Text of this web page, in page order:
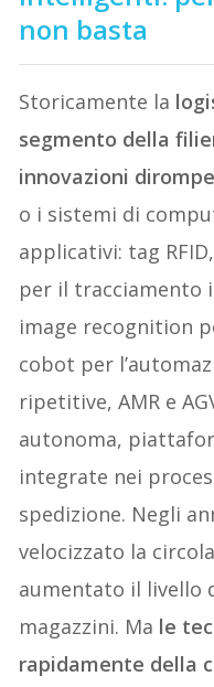
non basta
Storicamente la
segmento della
innovazioni
o i sistemi di
applicativi: tag
per il tracciamento
image recognition
cobot per
ripetitive, AMR e
autonoma,
integrate nei
spedizione. Negli
velocizzato la
aumentato il livello
magazzini. Ma le
rapidamente della